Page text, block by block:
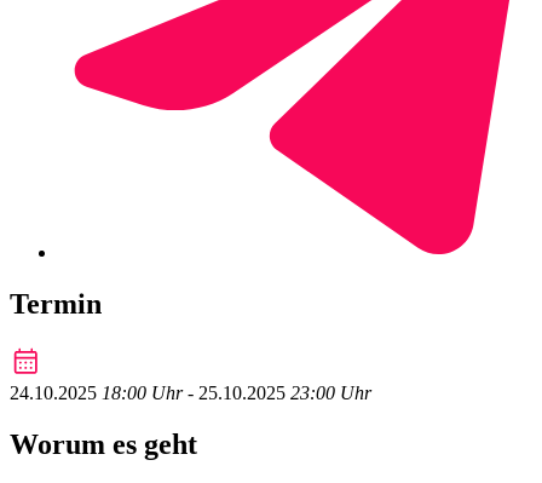
Termin
24.10.2025 18:00 Uhr ‐ 25.10.2025 23:00 Uhr
Worum es geht